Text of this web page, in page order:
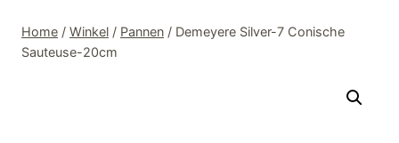
Home / Winkel / Pannen / Demeyere Silver-7 Conische
Sauteuse-20cm